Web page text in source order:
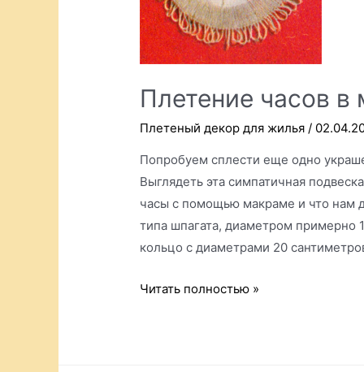
Плетение часов в
Плетеный декор для жилья /
Попробуем сплести еще одно
Выглядеть эта симпатичная
часы с помощью макраме и что нам
типа шпагата, диаметром примерно
кольцо с диаметрами 20
Плетение
Читать полностью »